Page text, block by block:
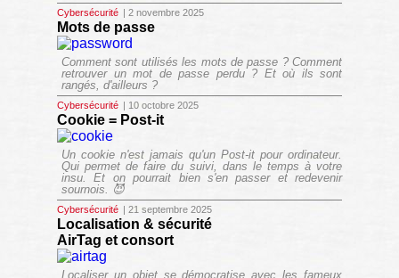
Cybersécurité | 2 novembre 2025
Mots de passe
Comment sont utilisés les mots de passe ? Comment
retrouver un mot de passe perdu ? Et où ils sont
rangés, d'ailleurs ?
Cybersécurité | 10 octobre 2025
Cookie = Post-it
Un cookie n'est jamais qu'un Post-it pour ordinateur.
Qui permet de faire du suivi, dans le temps à votre
insu. Et on pourrait bien s'en passer et redevenir
sournois. 😈
Cybersécurité | 21 septembre 2025
Localisation & sécurité
AirTag et consort
Localiser un objet se démocratise avec les fameux